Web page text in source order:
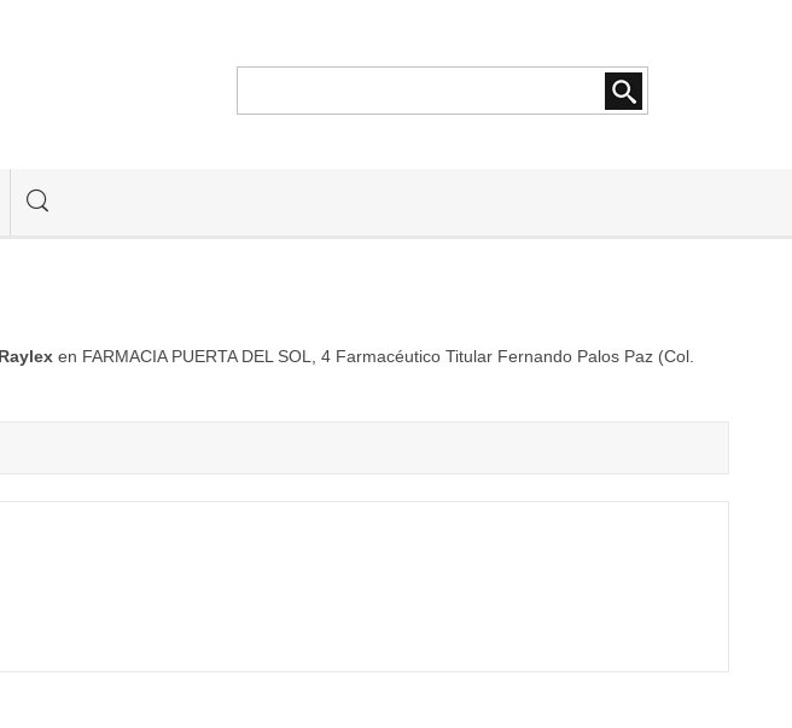
Raylexen FARMACIA PUERTA DEL SOL, 4 Farmacéutico Titular Fernando Palos Paz (Col.